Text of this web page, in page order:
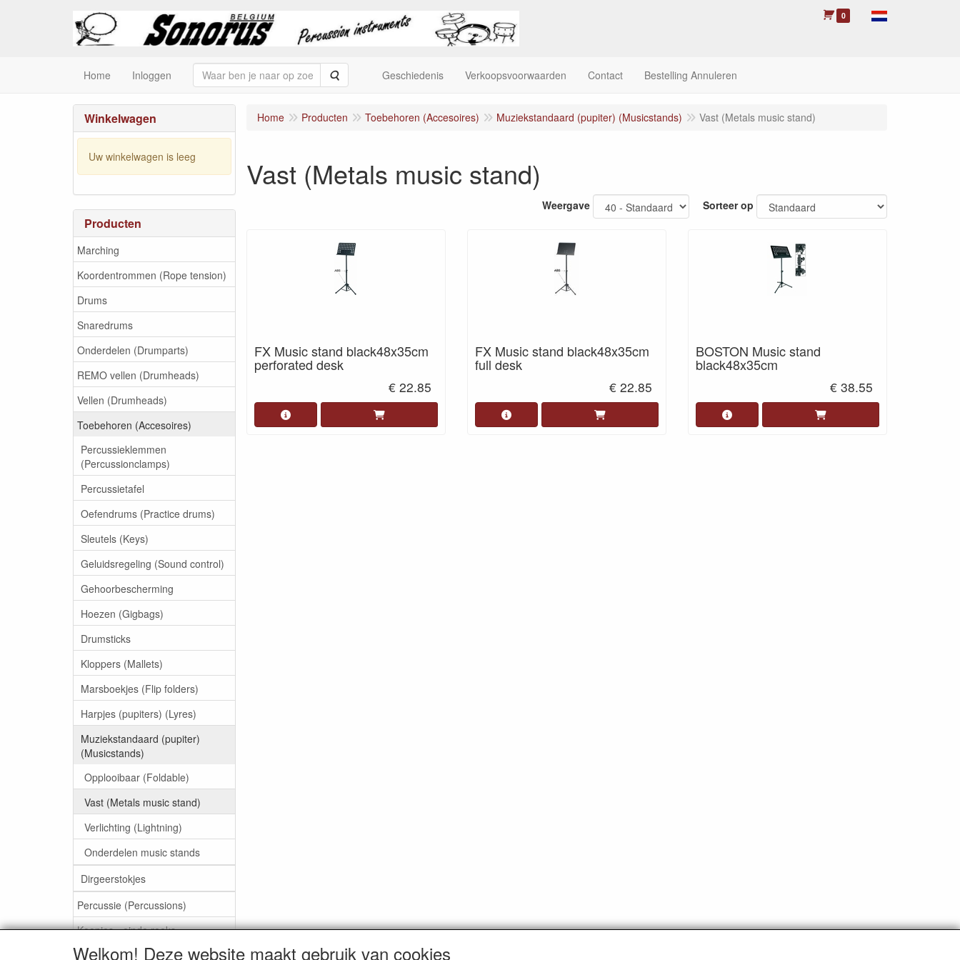
0
Home Inloggen Zoeken Geschiedenis Verkoopsvoorwaarden Contact Bestelling Annuleren
Winkelwagen
Uw winkelwagen is leeg
Producten
Marching
Koordentrommen (Rope tension)
Drums
Snaredrums
Onderdelen (Drumparts)
REMO vellen (Drumheads)
Vellen (Drumheads)
Toebehoren (Accesoires)
Percussieklemmen
(Percussionclamps)
Percussietafel
Oefendrums (Practice drums)
Sleutels (Keys)
Geluidsregeling (Sound control)
Gehoorbescherming
Hoezen (Gigbags)
Drumsticks
Kloppers (Mallets)
Marsboekjes (Flip folders)
Harpjes (pupiters) (Lyres)
Muziekstandaard (pupiter)
(Musicstands)
Opplooibaar (Foldable)
Vast (Metals music stand)
Verlichting (Lightning)
Onderdelen music stands
Dirgeerstokjes
Percussie (Percussions)
Koopjes - einde reeks
Home Producten Toebehoren (Accesoires) Muziekstandaard (pupiter) (Musicstands) Vast (Metals music stand)
Vast (Metals music stand)
Weergave Sorteer op
FX Music stand black48x35cm
perforated desk
€ 22.85
FX Music stand black48x35cm
full desk
€ 22.85
BOSTON Music stand
black48x35cm
€ 38.55
Welkom! Deze website maakt gebruik van cookies